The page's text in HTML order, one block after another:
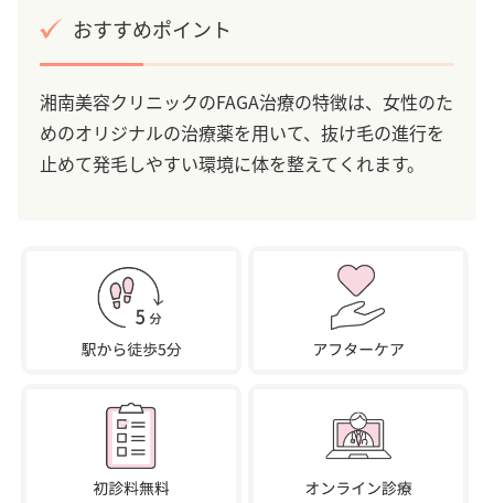
おすすめポイント
湘南美容クリニックのFAGA治療の特徴は、女性のた
めのオリジナルの治療薬を用いて、抜け毛の進行を
止めて発毛しやすい環境に体を整えてくれます。